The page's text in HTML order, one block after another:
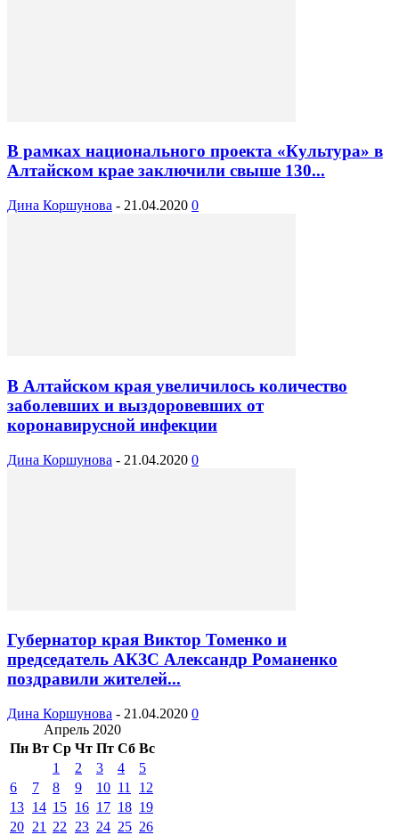
В рамках национального проекта «Культура» в
Алтайском крае заключили свыше 130...
Дина Коршунова - 21.04.2020 0
В Алтайском края увеличилось количество
заболевших и выздоровевших от
коронавирусной инфекции
Дина Коршунова - 21.04.2020 0
Губернатор края Виктор Томенко и
председатель АКЗС Александр Романенко
поздравили жителей...
Дина Коршунова - 21.04.2020 0
Апрель 2020
Пн Вт Ср Чт Пт Сб Вс
1
2 3 4
5
6
7 8 9 10 11
12
13 14 15 16 17 18 19
20 21 22 23 24 25 26